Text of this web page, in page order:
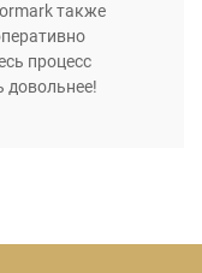
также
процесс